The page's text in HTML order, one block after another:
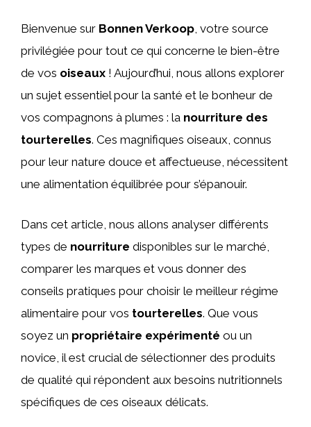
Bienvenue sur Bonnen Verkoop, votre source
privilégiée pour tout ce qui concerne le bien-être
de vos oiseaux ! Aujourd’hui, nous allons explorer
un sujet essentiel pour la santé et le bonheur de
vos compagnons à plumes : la nourriture des
tourterelles. Ces magnifiques oiseaux, connus
pour leur nature douce et affectueuse, nécessitent
une alimentation équilibrée pour s’épanouir.
Dans cet article, nous allons analyser différents
types de nourriture disponibles sur le marché,
comparer les marques et vous donner des
conseils pratiques pour choisir le meilleur régime
alimentaire pour vos tourterelles. Que vous
soyez un propriétaire expérimenté ou un
novice, il est crucial de sélectionner des produits
de qualité qui répondent aux besoins nutritionnels
spécifiques de ces oiseaux délicats.